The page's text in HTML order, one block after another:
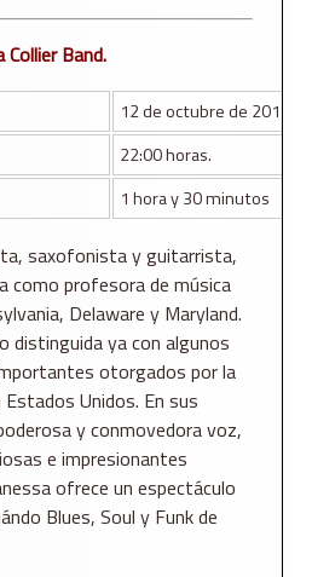
Band.
12 de octubre de 2019
22:00 horas.
1 hora y 30 minutos
saxofonista y guitarrista,
como profesora de música
Delaware y Maryland.
distinguida ya con algunos
otorgados por la
Unidos. En sus
y conmovedora voz,
e impresionantes
ofrece un espectáculo
Blues, Soul y Funk de